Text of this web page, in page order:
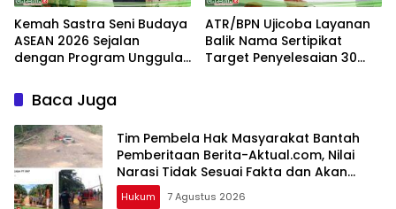
Kemah Sastra Seni Budaya
ASEAN 2026 Sejalan
dengan Program Unggulan
ATR/BPN Ujicoba Layanan
Balik Nama Sertipikat
Target Penyelesaian 30
Baca Juga
Tim Pembela Hak Masyarakat Bantah
Pemberitaan Berita-Aktual.com, Nilai
Narasi Tidak Sesuai Fakta dan Akan
Tempuh Jalur Dewan Pers
Hukum 7 Agustus 2026